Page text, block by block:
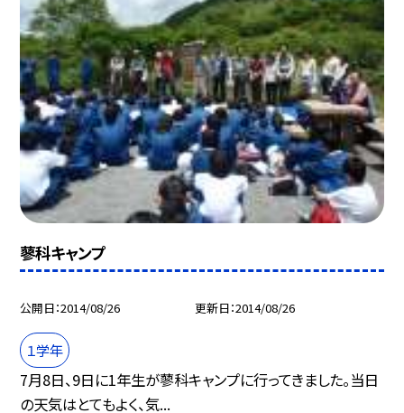
蓼科キャンプ
公開日 2014/08/26 更新日 2014/08/26
１学年
7月8日、9日に1年生が蓼科キャンプに行ってきました。当日
の天気はとてもよく、気...